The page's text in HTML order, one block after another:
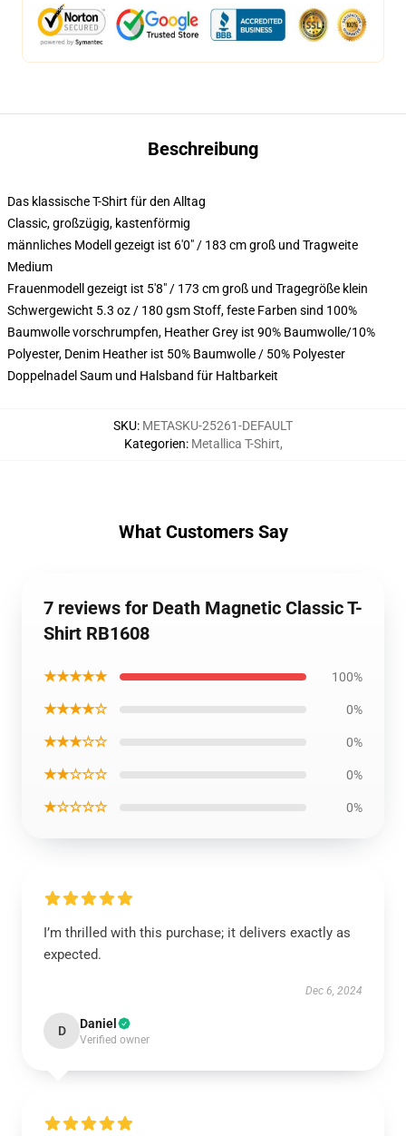
Beschreibung
Das klassische T-Shirt für den Alltag
Classic, großzügig, kastenförmig
männliches Modell gezeigt ist 6'0" / 183 cm groß und Tragweite
Medium
Frauenmodell gezeigt ist 5'8" / 173 cm groß und Tragegröße klein
Schwergewicht 5.3 oz / 180 gsm Stoff, feste Farben sind 100%
Baumwolle vorschrumpfen, Heather Grey ist 90% Baumwolle/10%
Polyester, Denim Heather ist 50% Baumwolle / 50% Polyester
Doppelnadel Saum und Halsband für Haltbarkeit
SKU: METASKU-25261-DEFAULT
Kategorien: Metallica T-Shirt,
What Customers Say
7 reviews for Death Magnetic Classic T-
Shirt RB1608
★★★★★ 100%
★★★★☆ 0%
★★★☆☆ 0%
★★☆☆☆ 0%
★☆☆☆☆ 0%
I’m thrilled with this purchase; it delivers exactly as
expected.
Dec 6, 2024
D Daniel
Verified owner